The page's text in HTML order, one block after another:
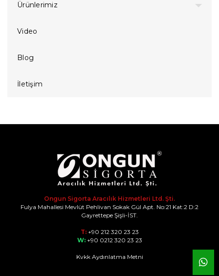
Ürünlerimiz
Video
Blog
İletişim
Ongun Sigorta Aracılık Hizmetleri Ltd. Şti.
Fulya Mahallesi Mevlüt Pehlivan Sokak Gül Apt. No:21 Kat:2 D:2
Gayrettepe Şişli-İST.
T:+90 212 320 23 23
W:+90 0212 320 23 23
Kvkk Aydınlatma Metni